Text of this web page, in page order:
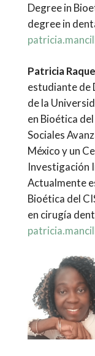
Degree in
degree in
Patricia
estudiante de
de la
en Bioética
Sociales
México y un
Investigación
Actualmente
Bioética del
en cirugía